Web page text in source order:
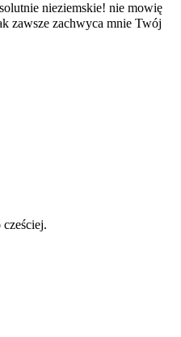
nieziemskie! nie mowię
zawsze zachwyca mnie Twój